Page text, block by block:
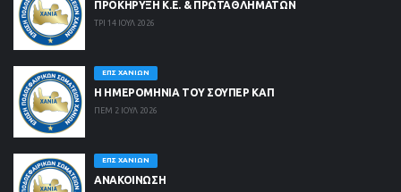
ΠΡΟΚΗΡΥΞΗ Κ.Ε. & ΠΡΩΤΑΘΛΗΜΑΤΩΝ
ΤΡΙ 14 ΙΟΥΛ 2026
ΕΠΣ ΧΑΝΊΩΝ
Η ΗΜΕΡΟΜΗΝΙΑ ΤΟΥ ΣΟΥΠΕΡ ΚΑΠ
ΠΕΜ 2 ΙΟΥΛ 2026
ΕΠΣ ΧΑΝΊΩΝ
ΑΝΑΚΟΙΝΩΣΗ